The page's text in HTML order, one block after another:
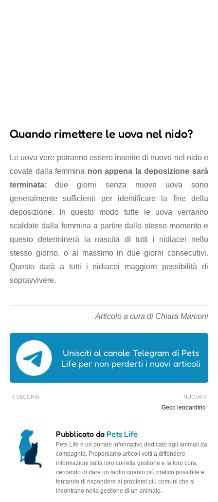
Quando rimettere le uova nel nido?
Le uova vere potranno essere inserite di nuovo nel nido e
covate dalla femmina non appena la deposizione sarà
terminata: due giorni senza nuove uova sono
generalmente sufficienti per identificare la fine della
deposizione. In questo modo tutte le uova verranno
scaldate dalla femmina a partire dallo stesso momento e
questo determinerà la nascita di tutti i nidiacei nello
stesso giorno, o al massimo in due giorni consecutivi.
Questo darà a tutti i nidiacei maggiore possibilità di
sopravvivere.
Articolo a cura di Chiara Marconi
Unisciti al canale Telegram di Pets
Life per non perderti i nuovi articoli
NUOVA
Geco leopardino
VECCHIA
Pubblicato da Pets Life
Pets Life è un portale informativo dedicato agli animali da
compagnia. Proponiamo articoli volti a diffondere
informazioni sulla loro corretta gestione e la loro cura,
cercando di dare un taglio quanto più pratico possibile e
tentando di rispondere ai problemi più comuni che si
incontrano nella gestione di un animale.